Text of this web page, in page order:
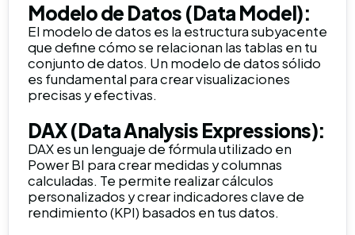
Modelo de Datos (Data Model):
El modelo de datos es la estructura subyacente
que define cómo se relacionan las tablas en tu
conjunto de datos. Un modelo de datos sólido
es fundamental para crear visualizaciones
precisas y efectivas.
DAX (Data Analysis Expressions):
DAX es un lenguaje de fórmula utilizado en
Power BI para crear medidas y columnas
calculadas. Te permite realizar cálculos
personalizados y crear indicadores clave de
rendimiento (KPI) basados en tus datos.